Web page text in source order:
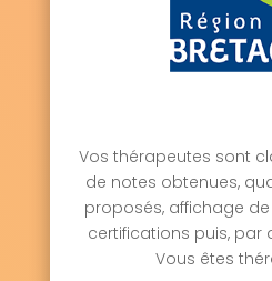
Vos thérapeutes sont
de notes obtenues,
proposés, affichage
certifications puis, par
Vous êtes